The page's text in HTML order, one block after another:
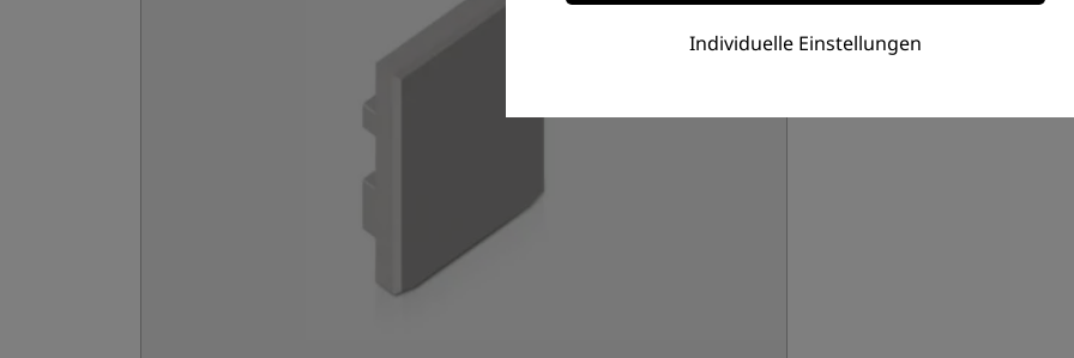
Preis auf Anfrage
Individuelle Einstellungen